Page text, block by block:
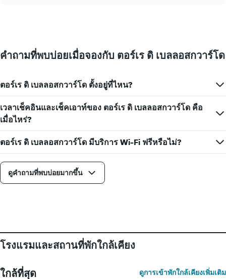
พัก
วัน
ของ
สัปดาห์
แผนภูมิ
มี
แกน
X
1
แกน
แสดง
วัน
1
แแส
ดง
คำถามที่พบบ่อยเมื่อจองกับ ตอร์เร ดิ เบลลอสกวาร์โด
ตอร์เร ดิ เบลลอสกวาร์โด ตั้งอยู่ที่ไหน?
เวลาเช็คอินและเช็คเอาท์ของ ตอร์เร ดิ เบลลอสกวาร์โด คือ
เมื่อไหร่?
ตอร์เร ดิ เบลลอสกวาร์โด มีบริการ Wi-Fi ฟรีหรือไม่?
ดูคำถามที่พบบ่อยมากขึ้น
โรงแรมและสถานที่พักใกล้เคียง
ใกล้ที่สุด ดูการเข้าพักใกล้เคียงเพิ่มเติม